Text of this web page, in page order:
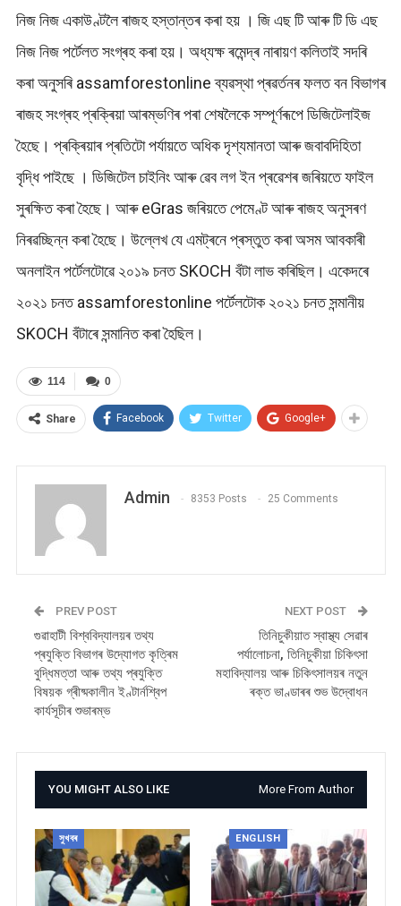
নিজ নিজ একাউণ্টলৈ ৰাজহ হস্তান্তৰ কৰা হয় । জি এছ টি আৰু টি ডি এছ
নিজ নিজ পৰ্টেলত সংগ্ৰহ কৰা হয়। অধ্যক্ষ ৰমেন্দ্ৰ নাৰায়ণ কলিতাই সদৰি
কৰা অনুসৰি assamforestonline ব্যৱস্থা প্ৰৱৰ্তনৰ ফলত বন বিভাগৰ
ৰাজহ সংগ্ৰহ প্ৰক্ৰিয়া আৰম্ভণিৰ পৰা শেষলৈকে সম্পূৰ্ণৰূপে ডিজিটেলাইজ
হৈছে। প্ৰক্ৰিয়াৰ প্ৰতিটো পৰ্যায়তে অধিক দৃশ্যমানতা আৰু জবাবদিহিতা
বৃদ্ধি পাইছে । ডিজিটেল চাইনিং আৰু ৱেব লগ ইন প্ৰৱেশৰ জৰিয়তে ফাইল
সুৰক্ষিত কৰা হৈছে। আৰু eGras জৰিয়তে পেমেণ্ট আৰু ৰাজহ অনুসৰণ
নিৰৱচ্ছিন্ন কৰা হৈছে। উল্লেখ যে এমট্ৰনে প্ৰস্তুত কৰা অসম আবকাৰী
অনলাইন পৰ্টেলটোৱে ২০১৯ চনত SKOCH বঁটা লাভ কৰিছিল। একেদৰে
২০২১ চনত assamforestonline পৰ্টেলটোক ২০২১ চনত সন্মানীয়
SKOCH বঁটাৰে সন্মানিত কৰা হৈছিল।
0
114
Share Facebook Twitter Google+
Admin 8353 Posts 25 Comments
PREV POST
গুৱাহাটী বিশ্ববিদ্যালয়ৰ তথ্য
প্ৰযুক্তি বিভাগৰ উদ্যোগত কৃত্ৰিম
বুদ্ধিমত্তা আৰু তথ্য প্ৰযুক্তি
বিষয়ক গ্ৰীষ্মকালীন ইণ্টাৰ্নশ্বিপ
কাৰ্যসূচীৰ শুভাৰম্ভ
NEXT POST
তিনিচুকীয়াত স্বাস্থ্য সেৱাৰ
পৰ্যালোচনা, তিনিচুকীয়া চিকিৎসা
মহাবিদ্যালয় আৰু চিকিৎসালয়ৰ নতুন
ৰক্ত ভাণ্ডাৰৰ শুভ উদ্বোধন
YOU MIGHT ALSO LIKE More From Author
সুখবৰ ENGLISH